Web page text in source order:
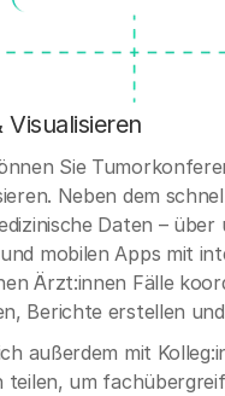
Visualisieren
Sie
Neben dem
Daten – über
mobilen Apps mit
Ärzt:innen Fälle
Berichte erstellen
außerdem mit
teilen, um